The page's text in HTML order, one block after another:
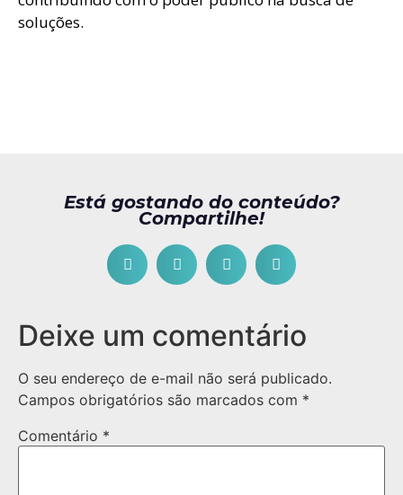
soluções.
Está gostando do conteúdo?
Compartilhe!
Deixe um comentário
O seu endereço de e-mail não será publicado.
Campos obrigatórios são marcados com *
Comentário *